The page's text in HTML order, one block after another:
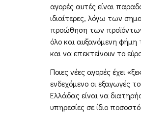
αγορές αυτές είναι
ιδιαίτερες, λόγω των
προώθηση των
όλο και αυξανόμενη φήμη
και να επεκτείνουν το
Ποιες νέες αγορές έχει
ενδεχόμενο οι εξαγωγές
Ελλάδας είναι να
υπηρεσίες σε ίδιο